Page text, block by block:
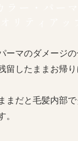
ーマのダメージ
留したままお帰
まだと毛髪内部
。